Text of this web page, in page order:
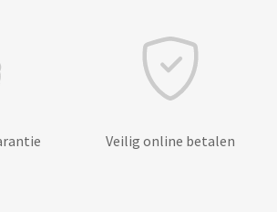
Veilig online betalen